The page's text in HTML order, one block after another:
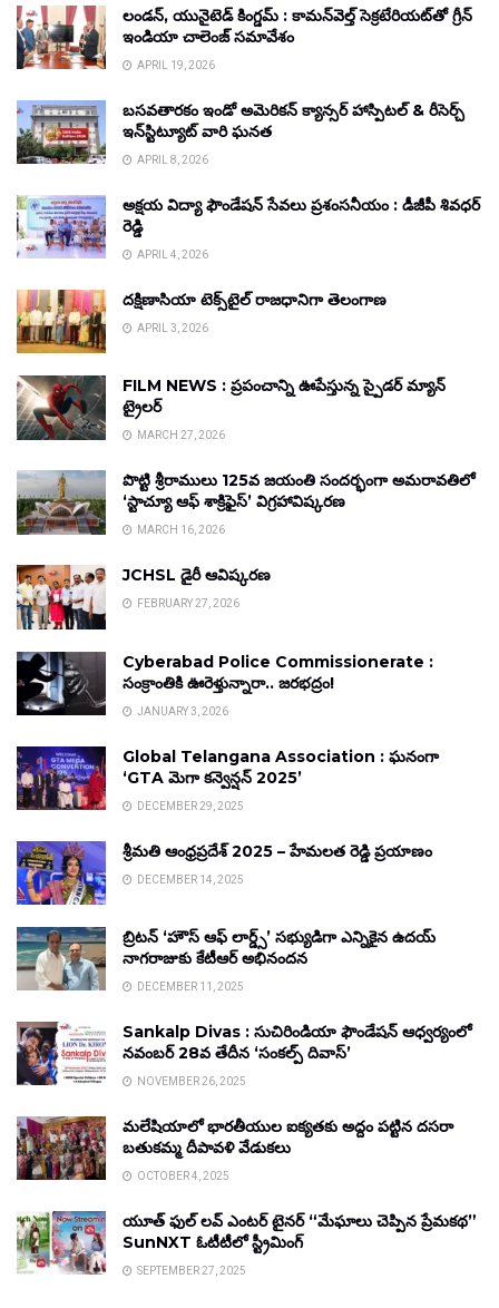
లండన్, యునైటెడ్ కింగ్డమ్ : కామన్‌వెల్త్ సెక్రటేరియట్‌తో గ్రీన్
ఇండియా చాలెంజ్ సమావేశం
APRIL 19, 2026
బసవతారకం ఇండో అమెరికన్ క్యాన్సర్ హాస్పిటల్ & రీసెర్చ్
ఇన్‌స్టిట్యూట్ వారి ఘనత
APRIL 8, 2026
అక్షయ విద్యా ఫౌండేషన్ సేవలు ప్రశంసనీయం : డీజీపీ శివధర్
రెడ్డి
APRIL 4, 2026
దక్షిణాసియా టెక్స్‌టైల్ రాజధానిగా తెలంగాణ
APRIL 3, 2026
FILM NEWS : ప్రపంచాన్ని ఊపేస్తున్న స్పైడర్ మ్యాన్
ట్రైలర్
MARCH 27, 2026
పొట్టి శ్రీరాములు 125వ జయంతి సందర్భంగా అమరావతిలో
‘స్టాచ్యూ ఆఫ్ శాక్రిఫైస్’ విగ్రహావిష్కరణ
MARCH 16, 2026
JCHSL డైరీ ఆవిష్కరణ
FEBRUARY 27, 2026
Cyberabad Police Commissionerate :
సంక్రాంతికి ఊరెళ్తున్నారా.. జరభద్రం!
JANUARY 3, 2026
Global Telangana Association : ఘనంగా
‘GTA మెగా కన్వెన్షన్ 2025’
DECEMBER 29, 2025
శ్రీమతి ఆంధ్రప్రదేశ్ 2025 – హేమలత రెడ్డి ప్రయాణం
DECEMBER 14, 2025
బ్రిటన్ ‘హౌస్ ఆఫ్ లార్డ్స్’ సభ్యుడిగా ఎన్నికైన ఉదయ్
నాగరాజుకు కేటీఆర్ అభినందన
DECEMBER 11, 2025
Sankalp Divas : సుచిరిండియా ఫౌండేషన్ ఆధ్వర్యంలో
నవంబర్ 28వ తేదీన ‘సంకల్ప్ దివాస్’
NOVEMBER 26, 2025
మలేషియాలో భారతీయుల ఐక్యతకు అద్దం పట్టిన దసరా
బతుకమ్మ దీపావళి వేడుకలు
OCTOBER 4, 2025
యూత్ ఫుల్ లవ్ ఎంటర్ టైనర్ “మేఘాలు చెప్పిన ప్రేమకథ”
SunNXT ఓటీటీలో స్ట్రీమింగ్
SEPTEMBER 27, 2025